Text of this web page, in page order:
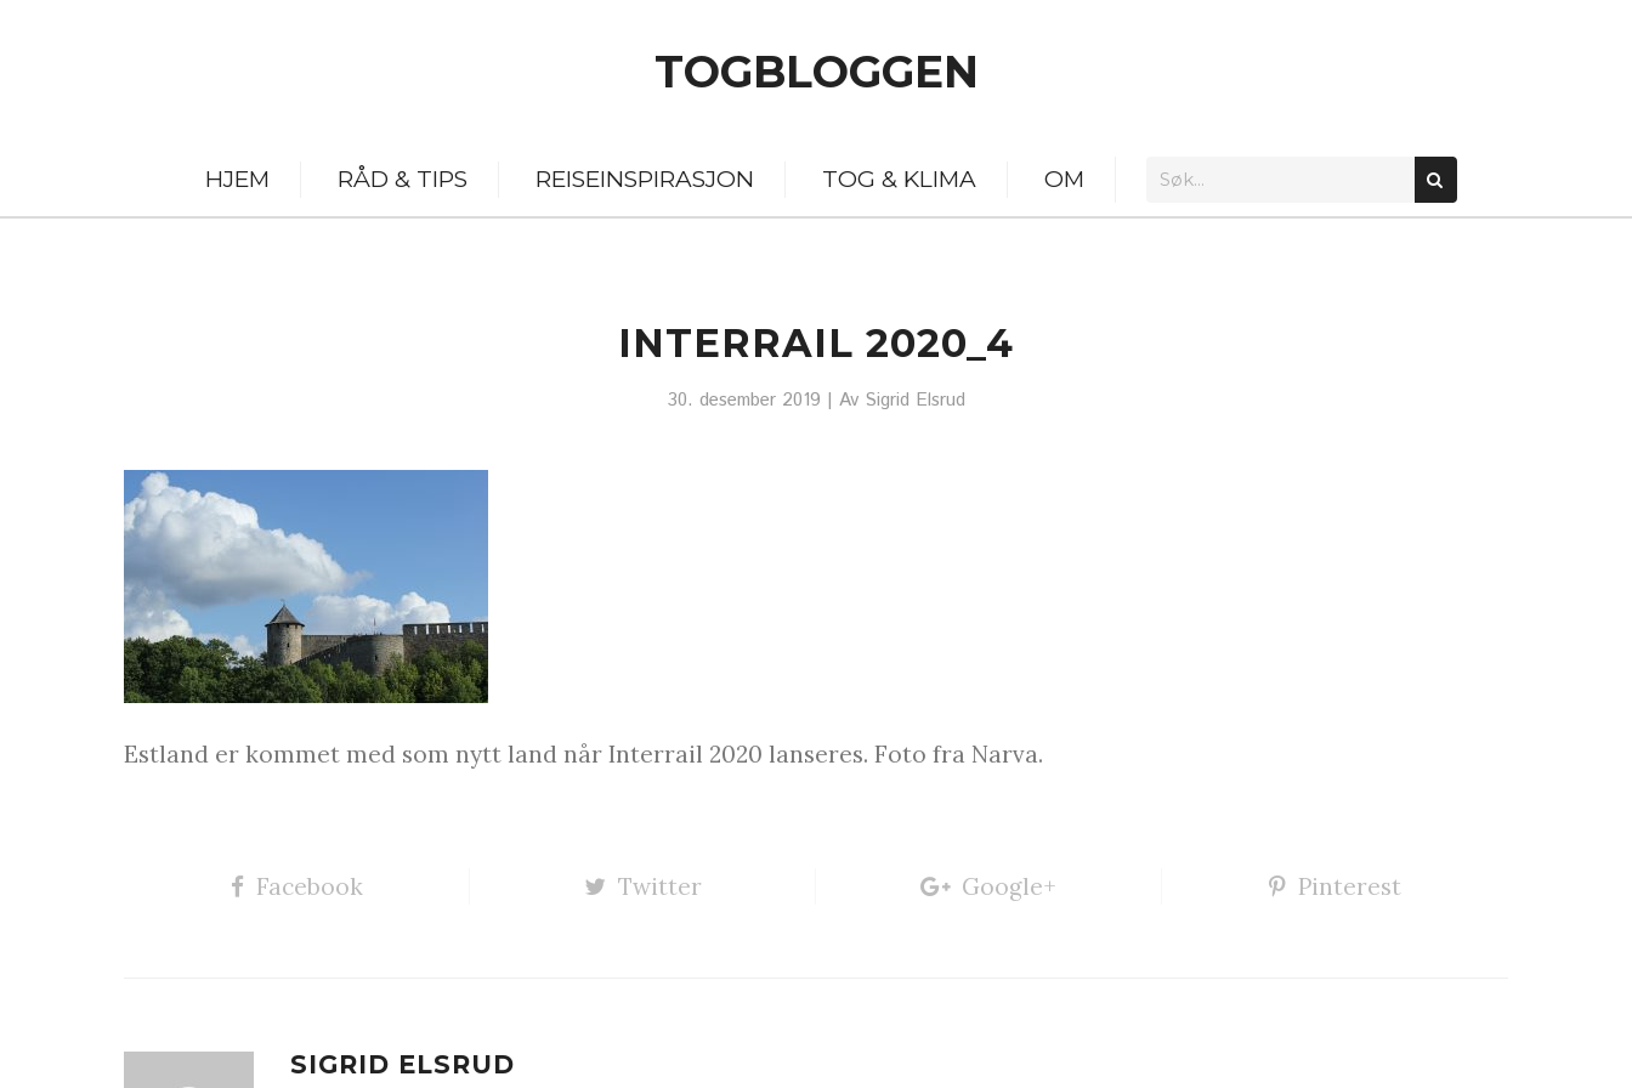
TOGBLOGGEN
HJEM RÅD & TIPS REISEINSPIRASJON TOG & KLIMA OM
INTERRAIL 2020_4
30. desember 2019 | Av Sigrid Elsrud
Estland er kommet med som nytt land når Interrail 2020 lanseres. Foto fra Narva.
Facebook Twitter Google+ Pinterest
SIGRID ELSRUD